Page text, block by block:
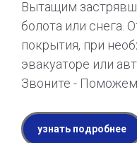
Вытащим
болота или снега.
покрытия, при
эвакуаторе или
Звоните -
узнать подробнее